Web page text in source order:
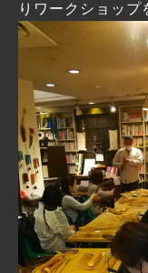
りワークショップ